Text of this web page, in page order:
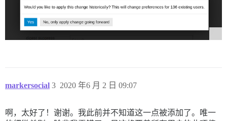
markersocial 2020 年6 月 2 日 09:07
3
啊，太好了！谢谢。我此前并不知道这一点被添加了。唯一